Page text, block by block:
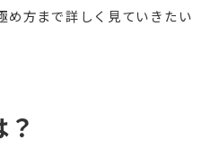
め方まで詳しく見ていきたい